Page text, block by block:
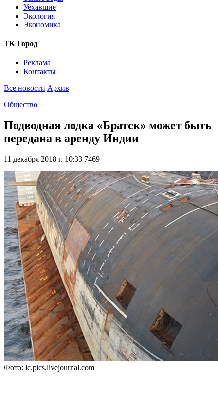
Уехавшие
Экология
Экономика
ТК Город
Реклама
Контакты
Все новости Архив
Общество
Подводная лодка «Братск» может быть
передана в аренду Индии
11 декабря 2018 г. 10:33 7469
Фото: ic.pics.livejournal.com